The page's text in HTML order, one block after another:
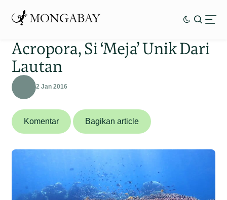
Acropora, Si ‘Meja’ Unik Dari
Lautan
2 Jan 2016
Komentar Bagikan article